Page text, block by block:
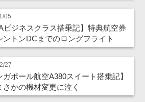
05
ビジネスクラス搭乗記】特典航空券
ントンDCまでのロングフライト
27
ガポール航空A380スイート搭乗記】
さかの機材変更に泣く